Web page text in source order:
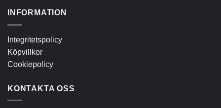
INFORMATION
Integritetspolicy
Köpvillkor
Cookiepolicy
KONTAKTA OSS